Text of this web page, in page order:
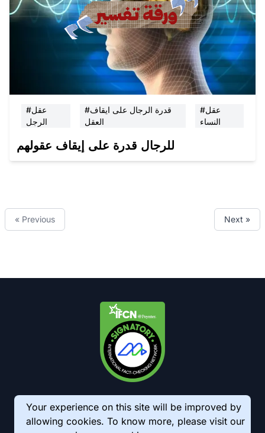
#عقل
الرجل
#قدرة الرجال على ايقاف
العقل
#عقل
النساء
للرجال قدرة على إيقاف عقولهم
« Previous Next »
Your experience on this site will be improved by
allowing cookies. To know more, please visit our